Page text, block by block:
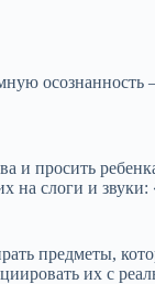
осознанность
и просить
на слоги и звуки:
предметы,
их с